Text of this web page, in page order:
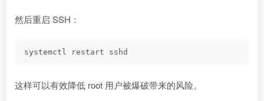
然后重启 SSH：
systemctl restart sshd
这样可以有效降低 root 用户被爆破带来的风险。